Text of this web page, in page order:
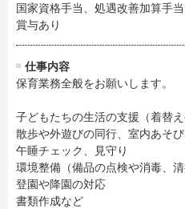
国家資格手当、処遇改善加算手
賞与あり
仕事内容
保育業務全般をお願いします。
子どもたちの生活の支援（着替え
散歩や外遊びの同行、室内あそび
午睡チェック、見守り
環境整備（備品の点検や消毒、清
登園や降園の対応
書類作成など
13時までのお仕事
実働5時間以内
土日祝のお仕事
時給1600円～
社会保険完備
資格不問
男性保育士
オープニング求人